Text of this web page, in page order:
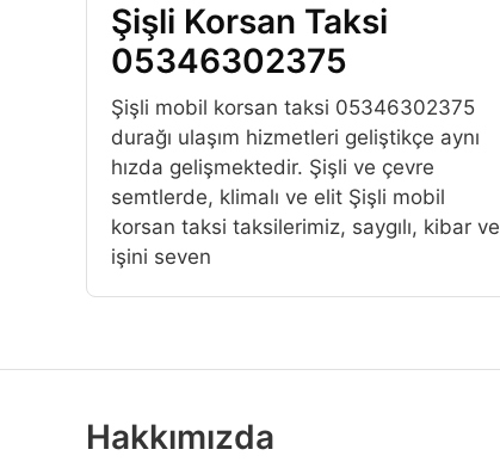
Şişli Korsan Taksi
05346302375
Şişli mobil korsan taksi 05346302375
durağı ulaşım hizmetleri geliştikçe aynı
hızda gelişmektedir. Şişli ve çevre
semtlerde, klimalı ve elit Şişli mobil
korsan taksi taksilerimiz, saygılı, kibar ve
işini seven
Hakkımızda